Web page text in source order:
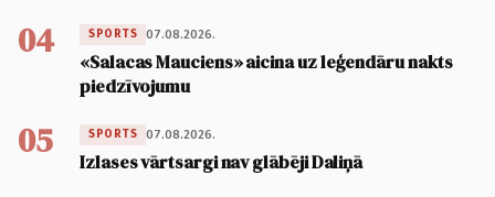
04 SPORTS 07.08.2026.
«Salacas Mauciens» aicina uz leģendāru nakts
piedzīvojumu
05 SPORTS 07.08.2026.
Izlases vārtsargi nav glābēji Daliņā